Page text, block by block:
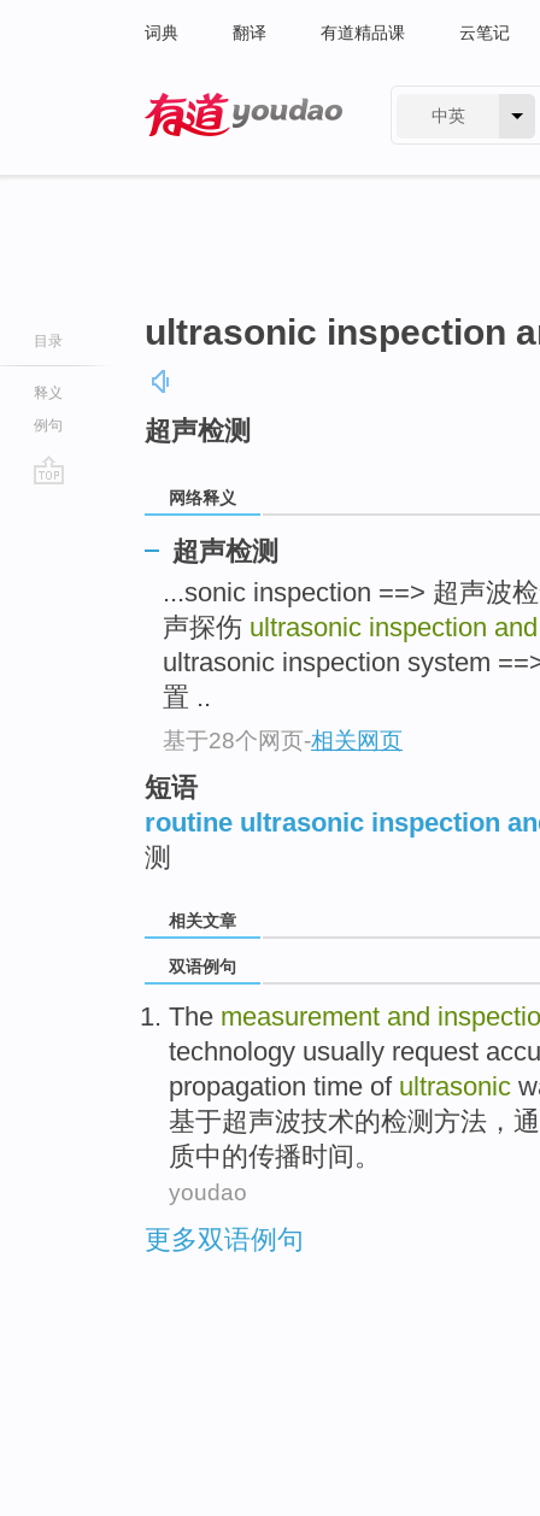
词典 翻译 有道精品课 云笔记
中英
目录
释义
例句
ultrasonic inspection
超声检测
网络释义
超声检测
...sonic inspection ==> 超声波
声探伤 ultrasonic inspection
ultrasonic inspection system
置 ..
基于28个网页-相关网页
短语
routine ultrasonic inspection
测
相关文章
双语例句
The measurement and
technology usually request
propagation time of ultrasonic
基于超声波技术的检测 方法 ，
质中的传播时间 。
youdao
更多双语例句